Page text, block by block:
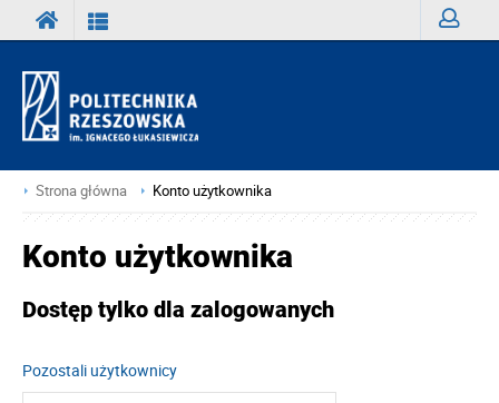
Strona główna Konto użytkownika
Konto użytkownika
Dostęp tylko dla zalogowanych
Pozostali użytkownicy